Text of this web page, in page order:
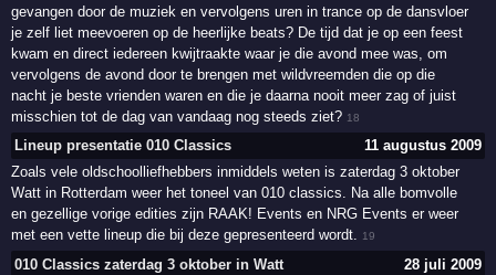
gevangen door de muziek en vervolgens uren in trance op de dansvloer
je zelf liet meevoeren op de heerlijke beats? De tijd dat je op een feest
kwam en direct iedereen kwijtraakte waar je die avond mee was, om
vervolgens de avond door te brengen met wildvreemden die op die
nacht je beste vrienden waren en die je daarna nooit meer zag of juist
misschien tot de dag van vandaag nog steeds ziet? 18
Lineup presentatie 010 Classics
11 augustus 2009
Zoals vele oldschoolliefhebbers inmiddels weten is zaterdag 3 oktober
Watt in Rotterdam weer het toneel van 010 classics. Na alle bomvolle
en gezellige vorige edities zijn RAAK! Events en NRG Events er weer
met een vette lineup die bij deze gepresenteerd wordt. 19
010 Classics zaterdag 3 oktober in Watt 28 juli 2009